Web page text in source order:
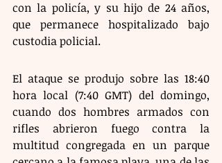
con la policía, y su hijo de 24 años,
que permanece hospitalizado bajo
custodia policial.
El ataque se produjo sobre las 18:40
hora local (7:40 GMT) del domingo,
cuando dos hombres armados con
rifles abrieron fuego contra la
multitud congregada en un parque